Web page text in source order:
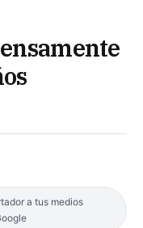
a tus medios